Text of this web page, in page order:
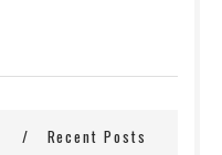
Recent Posts